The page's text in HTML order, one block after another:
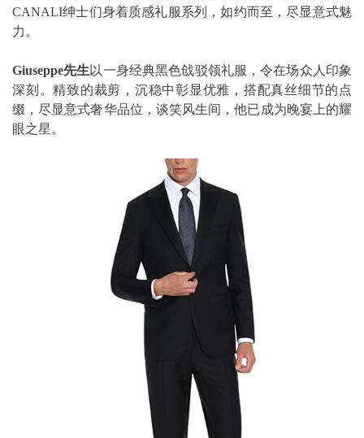
CANALI绅士们身着质感礼服系列，如约而至，尽显意式魅
力。
Giuseppe先生 以一身经典黑色戗驳领礼服，令在场众人印象
深刻。精致的裁剪，沉稳中彰显优雅，搭配真丝细节的点
缀，尽显意式奢华品位，谈笑风生间，他已成为晚宴上的耀
眼之星。